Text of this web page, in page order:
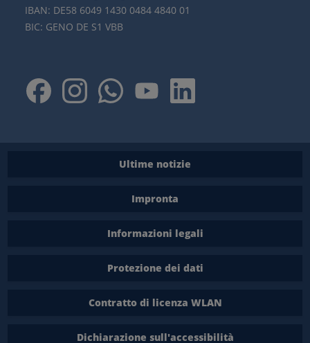
IBAN: DE58 6049 1430 0484 4840 01
BIC: GENO DE S1 VBB
Ultime notizie
Impronta
Informazioni legali
Protezione dei dati
Contratto di licenza WLAN
Dichiarazione sull'accessibilità